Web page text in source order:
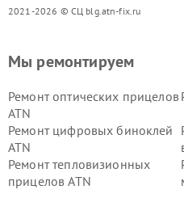
2021-2026 © СЦ blg.atn-fix.ru
Мы ремонтируем
Ремонт оптических прицелов
ATN
Ремонт цифровых биноклей
ATN
Ремонт тепловизионных
прицелов ATN